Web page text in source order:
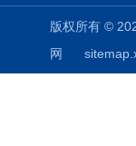
版权所有 ©
网